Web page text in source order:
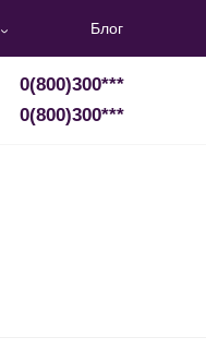
Блог
0(800)300***
0(800)300***